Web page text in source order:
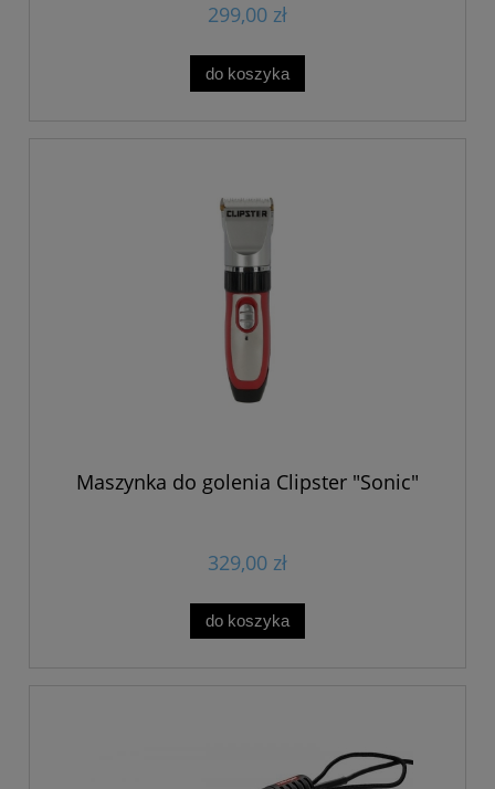
299,00 zł
do koszyka
Maszynka do golenia Clipster "Sonic"
329,00 zł
do koszyka